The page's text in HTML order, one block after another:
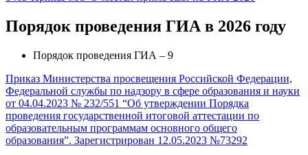
Порядок проведения ГИА в 2026 году
Порядок проведения ГИА – 9
Приказ Министерства просвещения Российской Федерации,
Федеральной службы по надзору в сфере образования и науки
от 04.04.2023 № 232/551 “Об утверждении Порядка
проведения государственной итоговой аттестации по
образовательным программам основного общего
образования”. Зарегистрирован 12.05.2023 №73292